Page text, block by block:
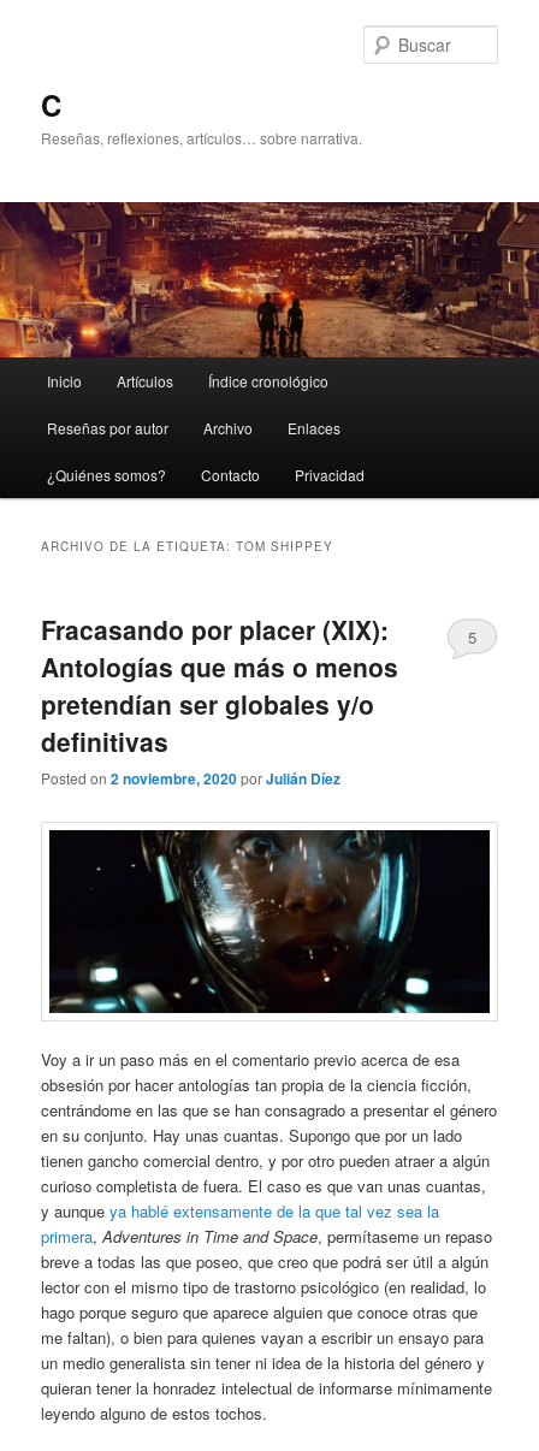
C
Reseñas, reflexiones, artículos… sobre narrativa.
principal
Inicio Artículos Índice cronológico
Reseñas por autor Archivo Enlaces
¿Quiénes somos? Contacto Privacidad
ARCHIVO DE LA ETIQUETA:TOM SHIPPEY
Fracasando por placer (XIX):
Antologías que más o menos
pretendían ser globales y/o
definitivas
Posted on2 noviembre, 2020porJulián Díez
5
Voy a ir un paso más en el comentario previo acerca de esa
obsesión por hacer antologías tan propia de la ciencia ficción,
centrándome en las que se han consagrado a presentar el género
en su conjunto. Hay unas cuantas. Supongo que por un lado
tienen gancho comercial dentro, y por otro pueden atraer a algún
curioso completista de fuera. El caso es que van unas cuantas,
y aunqueya hablé extensamente de la que tal vez sea la
primera,Adventures in Time and Space, permítaseme un repaso
breve a todas las que poseo, que creo que podrá ser útil a algún
lector con el mismo tipo de trastorno psicológico (en realidad, lo
hago porque seguro que aparece alguien que conoce otras que
me faltan), o bien para quienes vayan a escribir un ensayo para
un medio generalista sin tener ni idea de la historia del género y
quieran tener la honradez intelectual de informarse mínimamente
leyendo alguno de estos tochos.